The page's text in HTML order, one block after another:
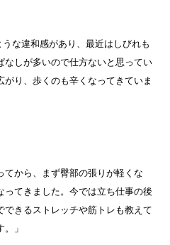
な違和感があり、最近はしびれも
なしが多いので仕方ないと思ってい
り、歩くのも辛くなってきていま
てから、まず臀部の張りが軽くな
ってきました。今では立ち仕事の後
きるストレッチや筋トレも教えて
」